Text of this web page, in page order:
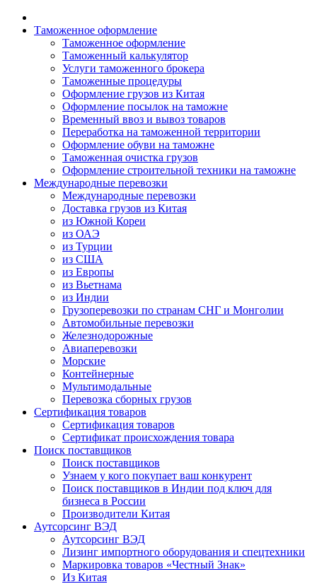
Таможенное оформление
Таможенное оформление
Таможенный калькулятор
Услуги таможенного брокера
Таможенные процедуры
Оформление грузов из Китая
Оформление посылок на таможне
Временный ввоз и вывоз товаров
Переработка на таможенной территории
Оформление обуви на таможне
Таможенная очистка грузов
Оформление строительной техники на таможне
Международные перевозки
Международные перевозки
Доставка грузов из Китая
из Южной Кореи
из ОАЭ
из Турции
из США
из Европы
из Вьетнама
из Индии
Грузоперевозки по странам СНГ и Монголии
Автомобильные перевозки
Железнодорожные
Авиаперевозки
Морские
Контейнерные
Мультимодальные
Перевозка сборных грузов
Сертификация товаров
Сертификация товаров
Сертификат происхождения товара
Поиск поставщиков
Поиск поставщиков
Узнаем у кого покупает ваш конкурент
Поиск поставщиков в Индии под ключ для
бизнеса в России
Производители Китая
Аутсорсинг ВЭД
Аутсорсинг ВЭД
Лизинг импортного оборудования и спецтехники
Маркировка товаров «Честный Знак»
Из Китая